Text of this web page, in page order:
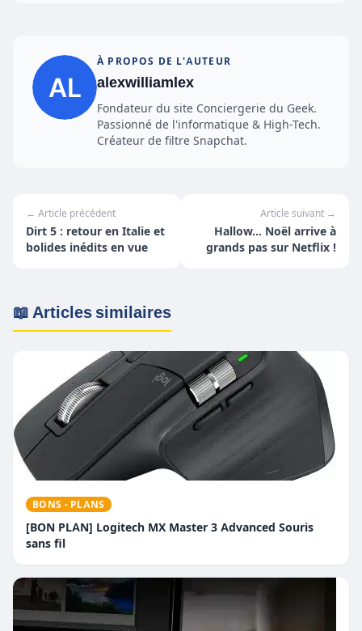
À PROPOS DE L'AUTEUR
alexwilliamlex
Fondateur du site Conciergerie du Geek.
Passionné de l'informatique & High-Tech.
Créateur de filtre Snapchat.
← Article précédent
Dirt 5 : retour en Italie et
bolides inédits en vue
Article suivant →
Hallow... Noël arrive à
grands pas sur Netflix !
📖 Articles similaires
BONS - PLANS
[BON PLAN] Logitech MX Master 3 Advanced Souris
sans fil